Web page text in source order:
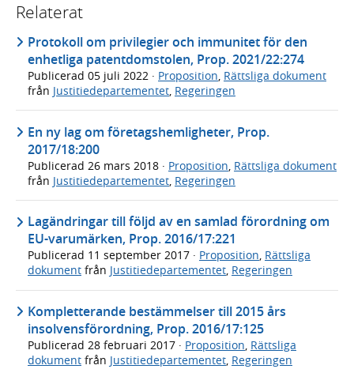
Relaterat
Protokoll om privilegier och immunitet för den
enhetliga patentdomstolen, Prop. 2021/22:274
Publicerad 05 juli 2022 · Proposition, Rättsliga dokument
från Justitiedepartementet, Regeringen
En ny lag om företagshemligheter, Prop.
2017/18:200
Publicerad 26 mars 2018 · Proposition, Rättsliga dokument
från Justitiedepartementet, Regeringen
Lagändringar till följd av en samlad förordning om
EU-varumärken, Prop. 2016/17:221
Publicerad 11 september 2017 · Proposition, Rättsliga
dokument från Justitiedepartementet, Regeringen
Kompletterande bestämmelser till 2015 års
insolvensförordning, Prop. 2016/17:125
Publicerad 28 februari 2017 · Proposition, Rättsliga
dokument från Justitiedepartementet, Regeringen